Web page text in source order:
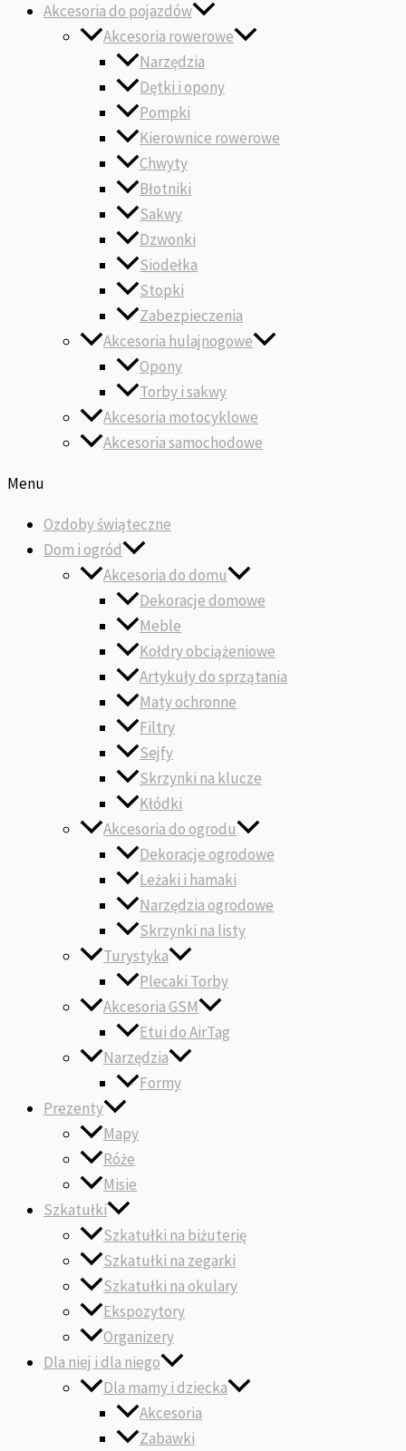
Akcesoria do pojazdów
Akcesoria rowerowe
Narzędzia
Dętki i opony
Pompki
Kierownice rowerowe
Chwyty
Błotniki
Sakwy
Dzwonki
Siodełka
Stopki
Zabezpieczenia
Akcesoria hulajnogowe
Opony
Torby i sakwy
Akcesoria motocyklowe
Akcesoria samochodowe
Menu
Ozdoby świąteczne
Dom i ogród
Akcesoria do domu
Dekoracje domowe
Meble
Kołdry obciążeniowe
Artykuły do sprzątania
Maty ochronne
Filtry
Sejfy
Skrzynki na klucze
Kłódki
Akcesoria do ogrodu
Dekoracje ogrodowe
Leżaki i hamaki
Narzędzia ogrodowe
Skrzynki na listy
Turystyka
Plecaki Torby
Akcesoria GSM
Etui do AirTag
Narzędzia
Formy
Prezenty
Mapy
Róże
Misie
Szkatułki
Szkatułki na biżuterię
Szkatułki na zegarki
Szkatułki na okulary
Ekspozytory
Organizery
Dla niej i dla niego
Dla mamy i dziecka
Akcesoria
Zabawki